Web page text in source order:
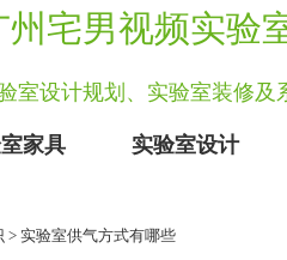
州宅男视频实验
室设计规划、实验室装修
家具 实验室设计
> 实验室供气方式有哪些